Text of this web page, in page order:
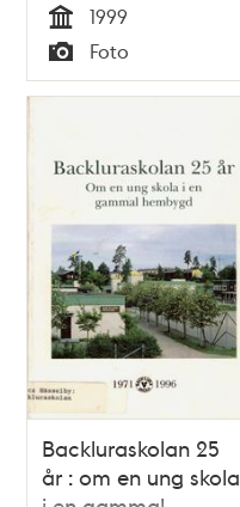
Tid
1999
Typ
Foto
Backluraskolan 25
år : om en ung skola